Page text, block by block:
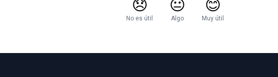
😞
No es útil
😐
Algo
😊
Muy útil